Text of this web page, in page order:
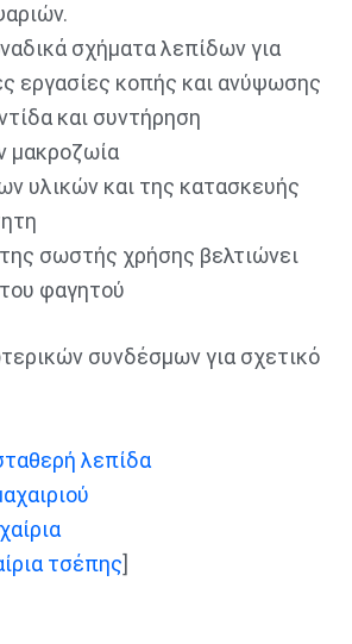
σχήματα λεπίδων για
εργασίες κοπής και ανύψωσης
και συντήρηση
μακροζωία
υλικών και της κατασκευής
σωστής χρήσης βελτιώνει
φαγητού
συνδέσμων για σχετικό
λεπίδα
τσέπης]